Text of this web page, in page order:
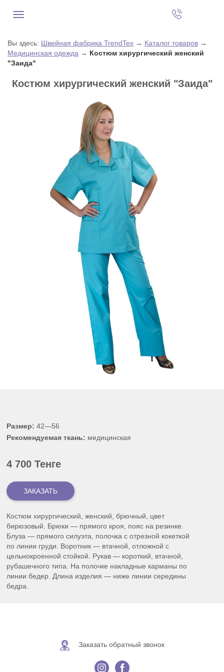
Вы здесь: Швейная фабрика TrendTex → Каталог товаров →
Медицинская одежда → Костюм хирургический женский
"Заида"
Костюм хирургический женский "Заида"
Размер:42—56
Рекомендуемая ткань: медицинская
4 700 Тенге
Костюм хирургический, женский, брючный, цвет
бирюзовый. Брюки — прямого кроя, пояс на резинке.
Блуза — прямого силуэта, полочка с отрезной кокеткой
по линии груди. Воротник — втачной, отложной с
цельнокроенной стойкой. Рукав — короткий, втачной,
рубашечного типа. На полочке накладные карманы по
линии бедер. Длина изделия — ниже линии середины
бедра.
Заказать обратный звонок